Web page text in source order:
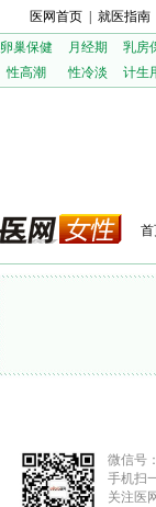
医网首页 就医指南
卵巢保健
月经期 乳房
性高潮
性冷淡 计生
微信号
手机扫
关注医